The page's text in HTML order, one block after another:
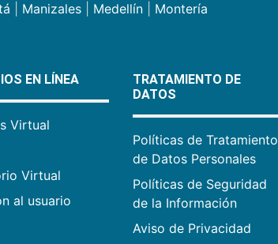
Manizales| Medellín| Montería
EN LÍNEA
Virtual
Virtual
al usuario
TRATAMIENTO DE
DATOS
Políticas de Tratamiento
de Datos Personales
Políticas de Seguridad
de la Información
Aviso de Privacidad